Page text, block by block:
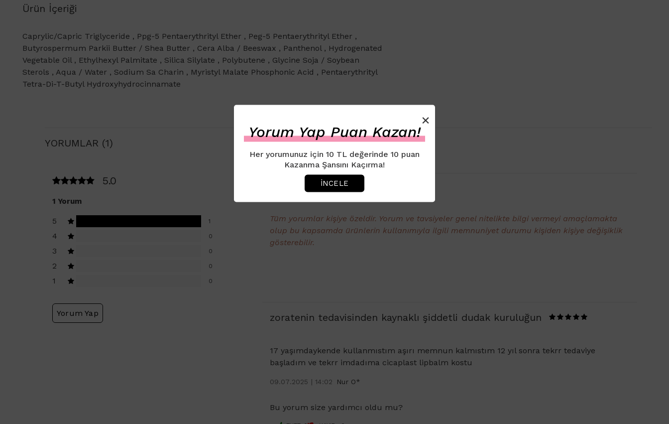
Ürün İçeriği
Caprylic/Capric Triglyceride , Ppg-5 Pentaerythrityl Ether , Peg-5 Pentaerythrityl Ether ,
Butyrospermum Parkii Butter / Shea Butter , Cera Alba / Beeswax , Panthenol , Hydrogenated
Vegetable Oil , Ethylhexyl Palmitate , Silica Silylate , Polybutene , Glycine Soja / Soybean
Sterols , Aqua / Water , Sodium Sa Charin , Myristyl Malate Phosphonic Acid , Pentaerythrityl
Tetra-Di-T-Butyl Hydroxyhydrocinnamate
YORUMLAR (1)
5.0
1 Yorum
5 1
4 0
3 0
2 0
1 0
Yorum Yap
Müşteri Yorumları
Tüm yorumlar kişiye özeldir. Yorum ve tavsiyeler genel nitelikte bilgi vermeyi amaçlamakta
olup bu kapsamda ürünlerin kullanımıyla ilgili memnuniyet durumu kişiden kişiye değişiklik
gösterebilir.
zoratenin tedavisinden kaynaklı şiddetli dudak kuruluğun
17 yaşımdaykende kullanmıstım aşırı memnun kalmıstım 12 yıl sonra tekrr tedaviye
başladım ve tekrr imdadıma cicaplast lipbalm kostu
09.07.2025 | 14:02 Nur O*
Bu yorum size yardımcı oldu mu?
×
Yorum Yap Puan Kazan!
Her yorumunuz için 10 TL değerinde 10 puan
Kazanma Şansını Kaçırma!
İNCELE